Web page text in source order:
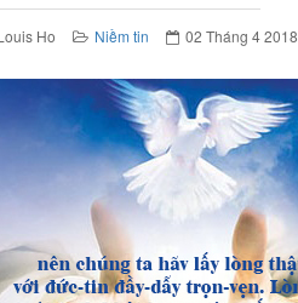
Ho Niềm tin 02 Tháng 4 2018